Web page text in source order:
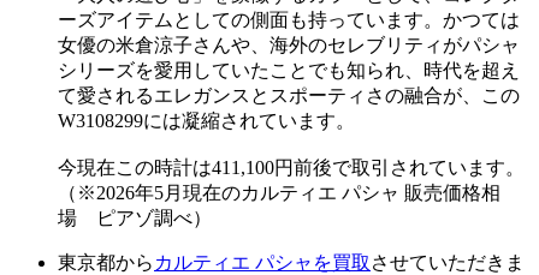
ーズアイテムとしての側面も持っています。かつては
女優の米倉涼子さんや、海外のセレブリティがパシャ
シリーズを愛用していたことでも知られ、時代を超え
て愛されるエレガンスとスポーティさの融合が、この
W3108299には凝縮されています。
今現在この時計は411,100円前後で取引されています。
（※2026年5月現在のカルティエ パシャ 販売価格相
場 ピアゾ調べ）
東京都から カルティエ パシャを買取 させていただきま